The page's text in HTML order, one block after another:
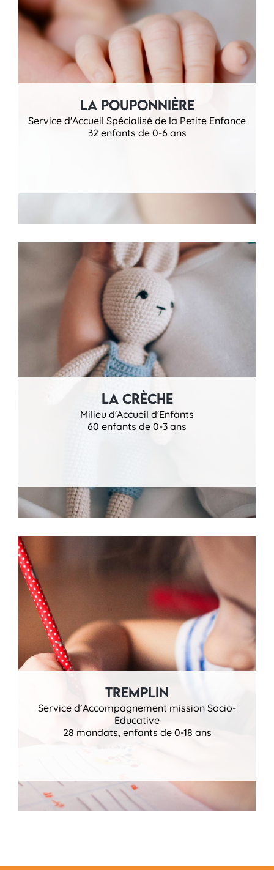
La Pouponnière
Service d'Accueil Spécialisé de la Petite Enfance
32 enfants de 0-6 ans
La Crèche
Milieu d'Accueil d'Enfants
60 enfants de 0-3 ans
Tremplin
Service d’Accompagnement mission Socio-
Educative
28 mandats, enfants de 0-18 ans